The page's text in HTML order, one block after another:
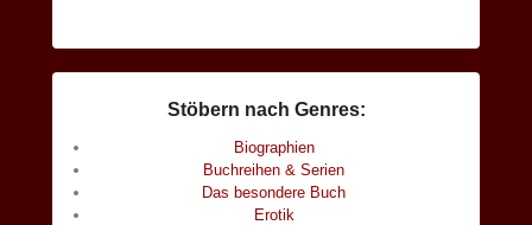
Stöbern nach Genres:
Biographien
Buchreihen & Serien
Das besondere Buch
Erotik